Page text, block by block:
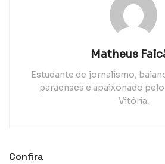
Matheus
Estudante de jornalismo,
paraenses e apaixonado
Vitória.
Confira